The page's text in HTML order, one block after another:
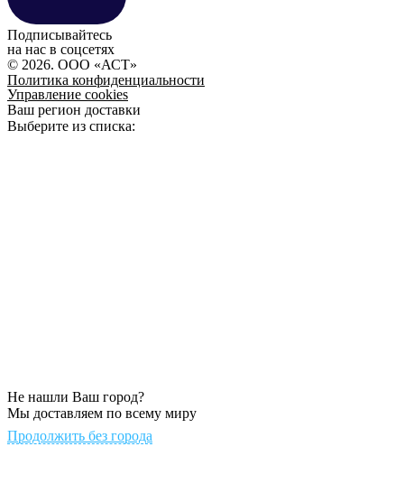
Подписывайтесь
на нас в соцсетях
© 2026. ООО «АСТ»
Политика конфиденциальности
Управление cookies
Ваш регион доставки
Выберите из списка:
Не нашли Ваш город?
Мы доставляем по всему миру
Продолжить без города